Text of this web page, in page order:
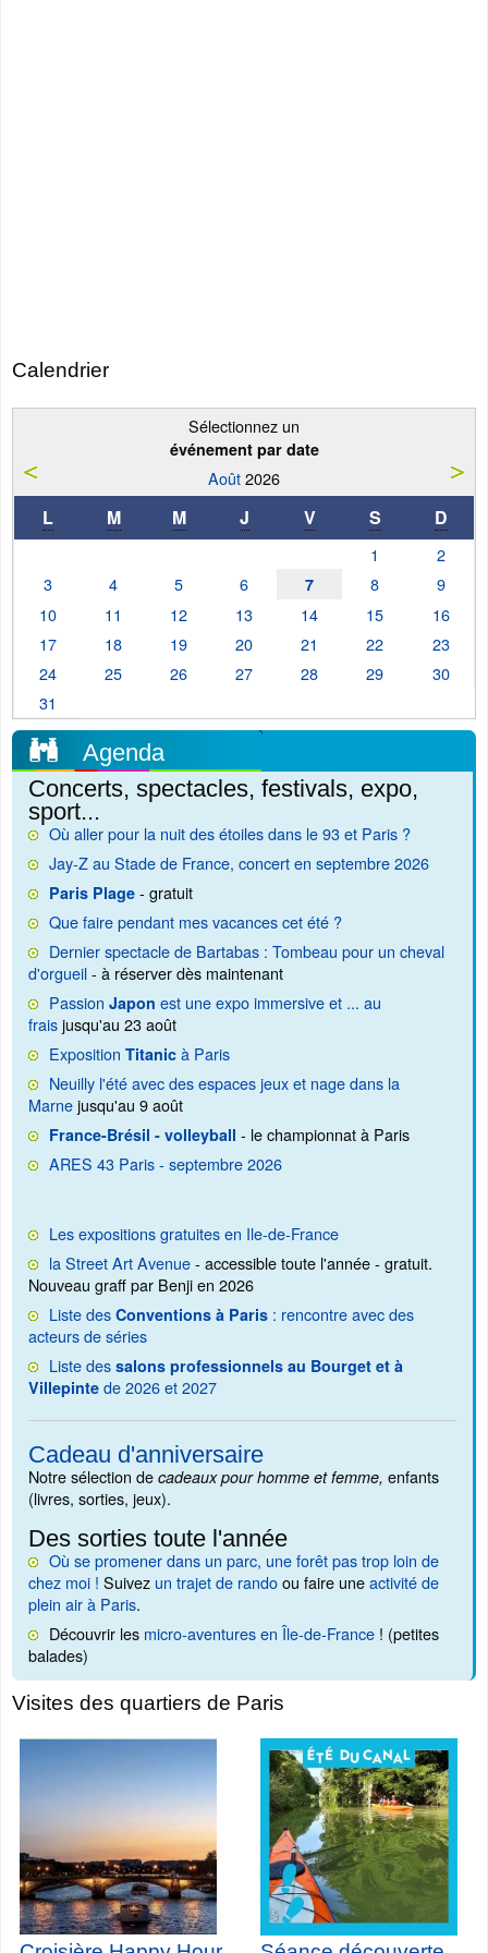
Calendrier
Sélectionnez un
événement par date
Août2026
L M M J V S D
1
2
3
4 5 6 7 8
9
10
11 12 13 14 15
16
17
18 19 20 21 22
23
24
25 26 27 28 29
30
31
Agenda
Concerts, spectacles, festivals, expo,
sport...
Où aller pour la nuit des étoiles dans le 93 et Paris ?
Jay-Z au Stade de France, concert en septembre 2026
Paris Plage - gratuit
Que faire pendant mes vacances cet été ?
Dernier spectacle de Bartabas : Tombeau pour un cheval
d'orgueil- à réserver dès maintenant
Passion Japon est une expo immersive et ... au
fraisjusqu'au 23 août
Exposition Titanic à Paris
Neuilly l'été avec des espaces jeux et nage dans la
Marnejusqu'au 9 août
France-Brésil - volleyball - le championnat à Paris
ARES 43 Paris - septembre 2026
Les expositions gratuites en Ile-de-France
la Street Art Avenue- accessible toute l'année - gratuit.
Nouveau graff par Benji en 2026
Liste des Conventions à Paris : rencontre avec des
acteurs de séries
Liste des salons professionnels au Bourget et à
Villepinte de 2026 et 2027
Cadeau d'anniversaire
Notre sélection de cadeaux pour homme et femme, enfants
(livres, sorties, jeux).
Des sorties toute l'année
Où se promener dans un parc, une forêt pas trop loin de
chez moi ! Suivez un trajet de randoou faire uneactivité de
plein air à Paris.
Découvrir les micro-aventures en Île-de-France ! (petites
balades)
Visites des quartiers de Paris